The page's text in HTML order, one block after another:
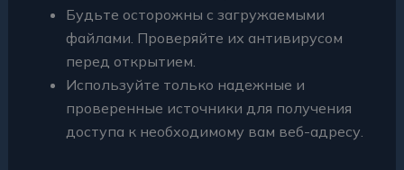
Будьте осторожны с загружаемыми
файлами. Проверяйте их антивирусом
перед открытием.
Используйте только надежные и
проверенные источники для получения
доступа к необходимому вам веб-адресу.